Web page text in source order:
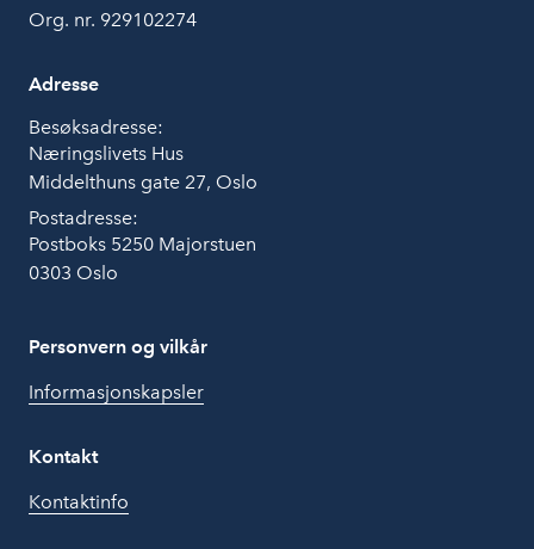
Org. nr. 929102274
Adresse
Besøksadresse:
Næringslivets Hus
Middelthuns gate 27, Oslo
Postadresse:
Postboks 5250 Majorstuen
0303 Oslo
Personvern og vilkår
Informasjonskapsler
Kontakt
Kontaktinfo